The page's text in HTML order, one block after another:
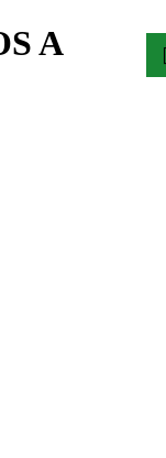
A